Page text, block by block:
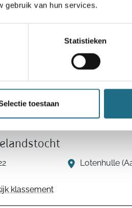
gebruik van hun services.
Statistieken
toestaan
Glabbeek,
klassement
Lotenhulle
klassement